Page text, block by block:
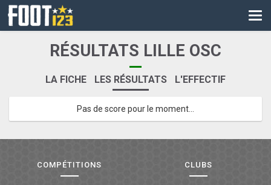
CM
LES DIRECTS
RÉSULTATS LILLE OSC
LA FICHE LES RÉSULTATS L'EFFECTIF
Pas de score pour le moment...
COMPÉTITIONS CLUBS